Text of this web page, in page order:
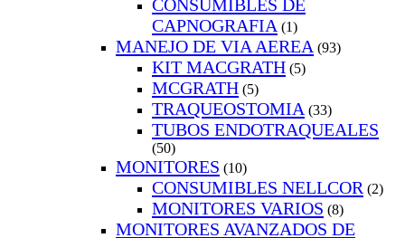
CONSUMIBLES DE
CAPNOGRAFIA (1)
MANEJO DE VIA AEREA (93)
KIT MACGRATH (5)
MCGRATH (5)
TRAQUEOSTOMIA (33)
TUBOS ENDOTRAQUEALES
(50)
MONITORES (10)
CONSUMIBLES NELLCOR (2)
MONITORES VARIOS (8)
MONITORES AVANZADOS DE